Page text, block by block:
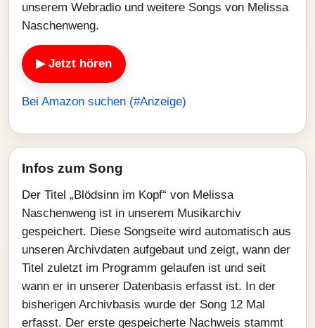
unserem Webradio und weitere Songs von Melissa
Naschenweng.
▶ Jetzt hören
Bei Amazon suchen (#Anzeige)
Infos zum Song
Der Titel „Blödsinn im Kopf“ von Melissa
Naschenweng ist in unserem Musikarchiv
gespeichert. Diese Songseite wird automatisch aus
unseren Archivdaten aufgebaut und zeigt, wann der
Titel zuletzt im Programm gelaufen ist und seit
wann er in unserer Datenbasis erfasst ist. In der
bisherigen Archivbasis wurde der Song 12 Mal
erfasst. Der erste gespeicherte Nachweis stammt